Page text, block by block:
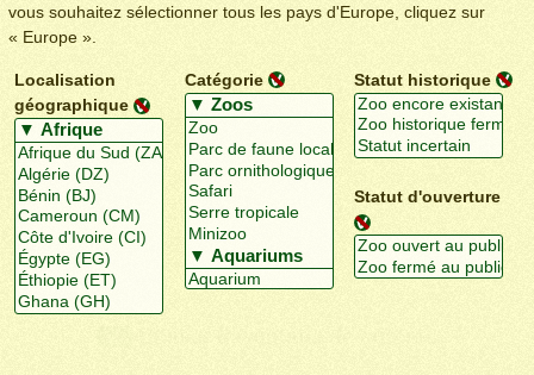
vous souhaitez sélectionner tous les pays d'Europe, cliquez sur
« Europe ».
Localisation
géographique
Catégorie Statut historique
Statut d'ouverture